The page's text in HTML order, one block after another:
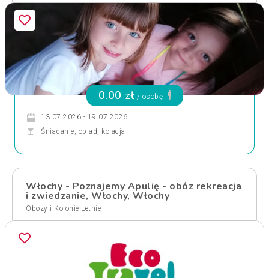
0.00 zł / osobę
13.07.2026 - 19.07.2026
Śniadanie, obiad, kolacja
Włochy - Poznajemy Apulię - obóz rekreacja
i zwiedzanie, Włochy, Włochy
Obozy i Kolonie Letnie